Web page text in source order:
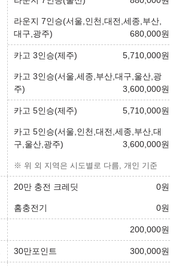
라운지 7인승(서울,인천,대전,세종,부산,
대구,광주)
680,000원
카고 3인승(제주) 5,710,000원
카고 3인승(서울,세종,부산,대구,울산,광
주)
3,600,000원
카고 5인승(제주) 5,710,000원
카고 5인승(서울,인천,대전,세종,부산,대
구,울산,광주)
3,600,000원
※ 위 외 지역은 시도별로 다름, 개인 기준
20만 충전 크레딧 0원
홈충전기 0원
200,000원
30만포인트 300,000원